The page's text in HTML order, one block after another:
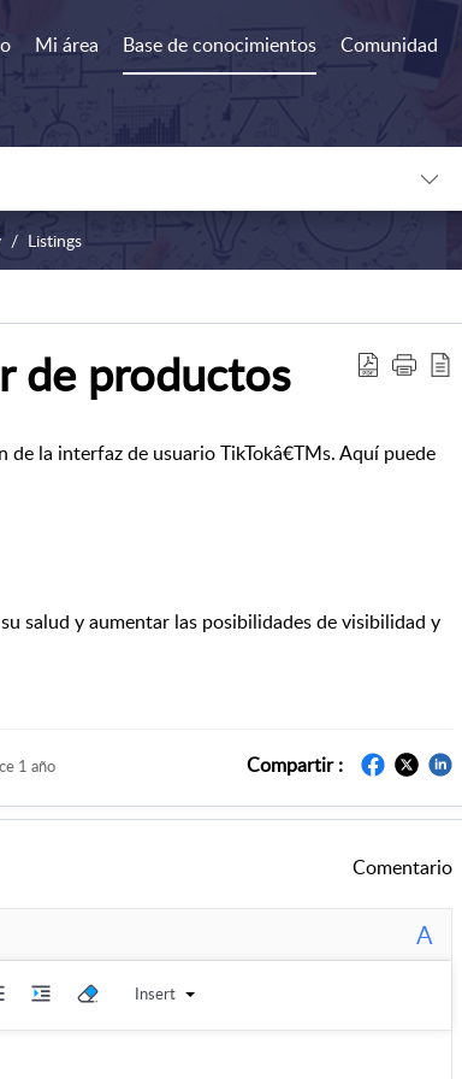
Mi área Base de conocimientos Comunidad
Listings
de productos
la interfaz de usuario TikTokâ€TMs. Aquí puede
salud y aumentar las posibilidades de visibilidad y
1 año Compartir :
Comentario
A
Insert